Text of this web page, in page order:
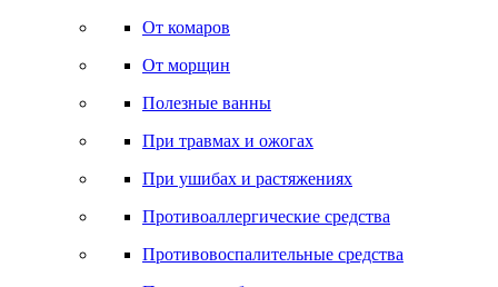
От комаров
От морщин
Полезные ванны
При травмах и ожогах
При ушибах и растяжениях
Противоаллергические средства
Противовоспалительные средства